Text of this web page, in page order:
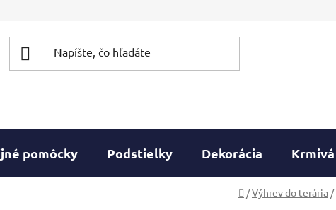
pomôcky Podstielky Dekorácia Krmivá
Domov
/Výhrev do terária /